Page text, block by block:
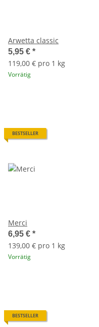
Arwetta classic
5,95 € *
119,00 € pro 1 kg
Vorrätig
BESTSELLER
Merci
6,95 € *
139,00 € pro 1 kg
Vorrätig
BESTSELLER